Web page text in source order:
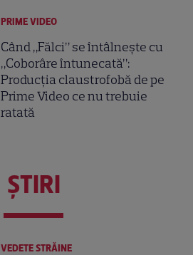
PRIME VIDEO
Când „Fălci” se întâlnește cu
„Coborâre întunecată”:
Producția claustrofobă de pe
Prime Video ce nu trebuie
ratată
ŞTIRI
VEDETE STRĂINE